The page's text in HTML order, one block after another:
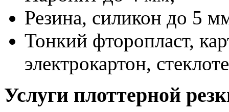
Резина, силикон до 5
Тонкий фторопласт,
электрокартон,
Услуги плоттерной